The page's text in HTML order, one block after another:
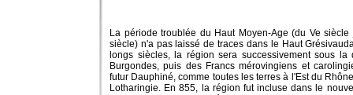
La période troublée du Haut Moyen-Age (du Ve siècle
siècle) n'a pas laissé de traces dans le Haut
longs siècles, la région sera successivement sous la
Burgondes, puis des Francs mérovingiens et
futur Dauphiné, comme toutes les terres à l'Est du
Lotharingie. En 855, la région fut incluse dans le